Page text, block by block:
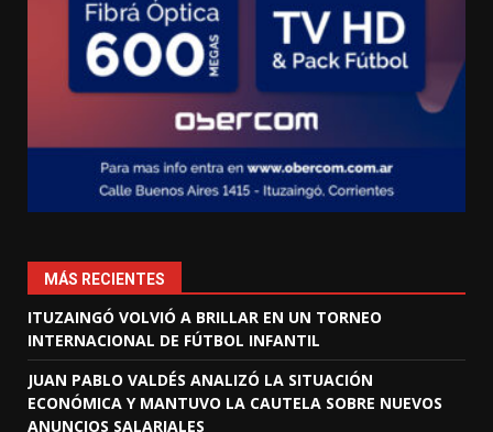
MÁS RECIENTES
ITUZAINGÓ VOLVIÓ A BRILLAR EN UN TORNEO
INTERNACIONAL DE FÚTBOL INFANTIL
JUAN PABLO VALDÉS ANALIZÓ LA SITUACIÓN
ECONÓMICA Y MANTUVO LA CAUTELA SOBRE NUEVOS
ANUNCIOS SALARIALES